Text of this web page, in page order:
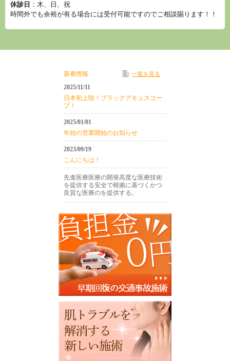
休診日 ：木、日、祝
時間外でも余裕が有る場合には受付可能ですのでご相談賜ります！！
新着情報 一覧を見る
2025/11/11
日本初上陸！ブラックアキュスコー
プ！
2025/01/01
年始の営業開始のお知らせ
2023/09/19
こんにちは！
先進医療医療の開発高度な医療技術
を提供する安全で根拠に基づくかつ
良質な医療のを提供する。